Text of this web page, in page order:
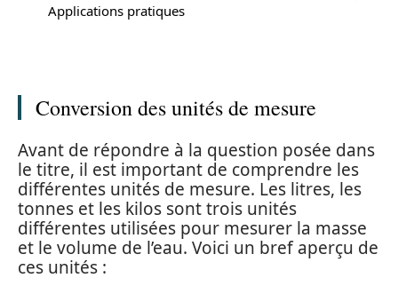
Applications pratiques
Conversion des unités de mesure
Avant de répondre à la question posée dans
le titre, il est important de comprendre les
différentes unités de mesure. Les litres, les
tonnes et les kilos sont trois unités
différentes utilisées pour mesurer la masse
et le volume de l’eau. Voici un bref aperçu de
ces unités :